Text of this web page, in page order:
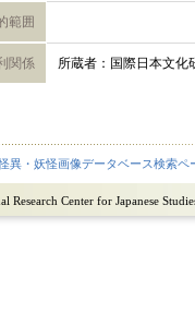
範囲
関係 所蔵者：国際日本文化
異・妖怪画像データベース検索ペ
Center for Japanese